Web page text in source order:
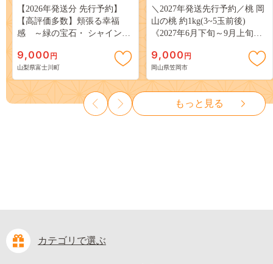
【2026年発送分 先行予約】
【高評価多数】頬張る幸福
感 ～緑の宝石・ シャインマ
３房） フルーツ 山梨県産 果
物 くだもの シャイン マスカ
ット ぶどう ブドウ 葡萄 大粒
種なし 先行予約 富士川町
10000円 一万円 9000円 九千円
9,000 円
山梨県富士川町
＼2027年発送先行予約／桃 岡
山の桃 約1kg(3~5玉前後)
《2027年6月下旬～9月上旬頃
岡山 はくとう スイーツ フル
ーツ 果物 デザート 旬 モモ も
も 先行予約 送料無料 果物 岡
山県 笠岡市 清水白桃 白鳳 白
麗 クール便---
kasaoka_zsy_419_100---
9,000 円
岡山県笠岡市
もっと見る
カテゴリで選ぶ